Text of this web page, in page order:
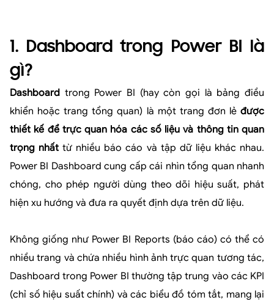
1. Dashboard trong Power BI là
gì?
Dashboard trong Power BI (hay còn gọi là bảng điều
khiển hoặc trang tổng quan) là một trang đơn lẻ được
thiết kế để trực quan hóa các số liệu và thông tin quan
trọng nhất từ nhiều báo cáo và tập dữ liệu khác nhau.
Power BI Dashboard cung cấp cái nhìn tổng quan nhanh
chóng, cho phép người dùng theo dõi hiệu suất, phát
hiện xu hướng và đưa ra quyết định dựa trên dữ liệu.
Không giống như Power BI Reports (báo cáo) có thể có
nhiều trang và chứa nhiều hình ảnh trực quan tương tác,
Dashboard trong Power BI thường tập trung vào các KPI
(chỉ số hiệu suất chính) và các biểu đồ tóm tắt, mang lại